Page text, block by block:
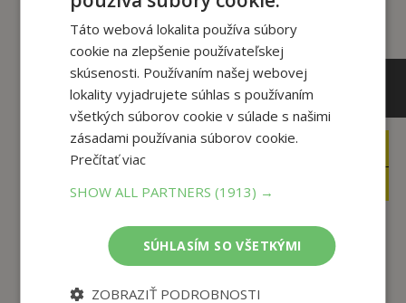
Karlsson zo strechy
opäť špekuluje
Karlsson zo strechy
opäť lieta
Táto webová lokalita používa súbory
cookie na zlepšenie používateľskej
skúsenosti. Používaním našej webovej
lokality vyjadrujete súhlas s používaním
všetkých súborov cookie v súlade s našimi
zásadami používania súborov cookie.
Prečítať viac
SHOW ALL PARTNERS(1913) →
SÚHLASÍM SO VŠETKÝMI
ZOBRAZIŤ PODROBNOSTI